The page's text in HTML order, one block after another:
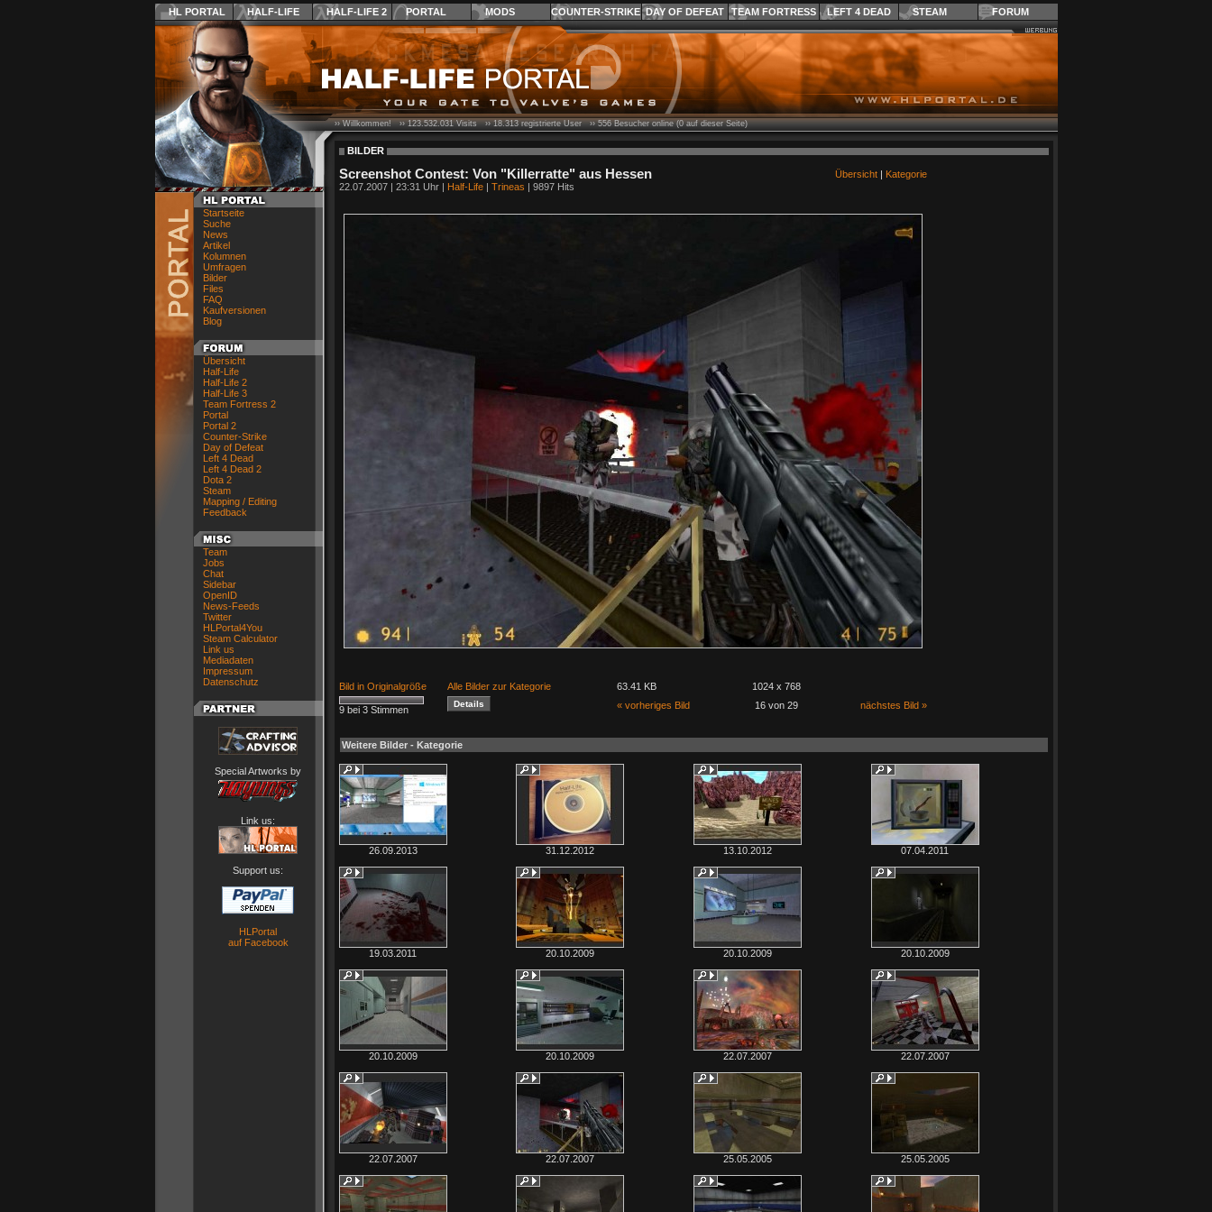
HL PORTAL HALF-LIFE HALF-LIFE 2 PORTAL MODS COUNTER-STRIKE DAY OF DEFEAT TEAM FORTRESS LEFT 4 DEAD STEAM FORUM
Startseite
Suche
News
Artikel
Kolumnen
Umfragen
Bilder
Files
FAQ
Kaufversionen
Blog
Übersicht
Half-Life
Half-Life 2
Half-Life 3
Team Fortress 2
Portal
Portal 2
Counter-Strike
Day of Defeat
Left 4 Dead
Left 4 Dead 2
Dota 2
Steam
Mapping / Editing
Feedback
Team
Jobs
Chat
Sidebar
OpenID
News-Feeds
Twitter
HLPortal4You
Steam Calculator
Link us
Mediadaten
Impressum
Datenschutz
Special Artworks by
Link us:
Support us:
HLPortal
auf Facebook
›› Willkommen! ››123.532.031Visits ››18.313registrierte User ››556Besucher online (0 auf dieser Seite)
BILDER
Screenshot Contest: Von "Killerratte" aus Hessen Übersicht| Kategorie
22.07.2007 | 23:31 Uhr | Half-Life| Trineas | 9897 Hits
Bild in Originalgröße Alle Bilder zur Kategorie 63.41 KB 1024 x 768
9 bei 3 Stimmen « vorheriges Bild 16 von 29 nächstes Bild »
Weitere Bilder - Kategorie
26.09.2013 31.12.2012 13.10.2012 07.04.2011
19.03.2011 20.10.2009 20.10.2009 20.10.2009
20.10.2009 20.10.2009 22.07.2007 22.07.2007
22.07.2007 22.07.2007 25.05.2005 25.05.2005